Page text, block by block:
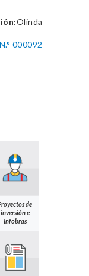
Olinda
000092-
de
inversión e
Infobras